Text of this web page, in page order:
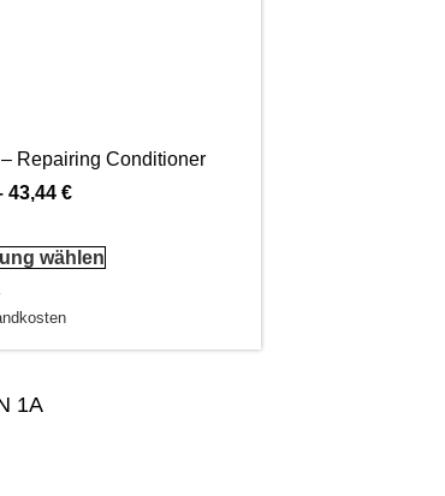
Repairing Conditioner
43,44 €
wählen
1A